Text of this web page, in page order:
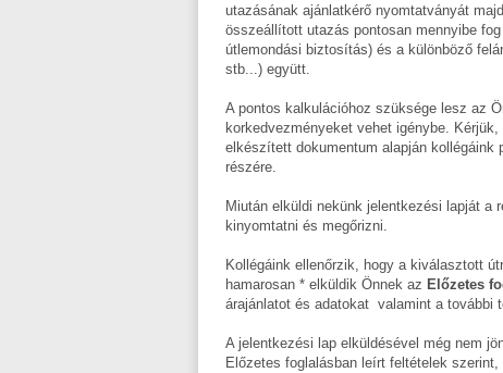
utazásának ajánlatkérő nyomtatványát
összeállított utazás pontosan mennyibe
útlemondási biztosítás) és a különböző
stb...) együtt.
A pontos kalkulációhoz szüksége lesz az
korkedvezményeket vehet igénybe.
elkészített dokumentum alapján
részére.
Miután elküldi nekünk jelentkezési lapját
kinyomtatni és megőrizni.
Kollégáink ellenőrzik, hogy a kiválasztott
hamarosan * elküldik Önnek az Előzetes
árajánlatot és adatokat valamint a további
A jelentkezési lap elküldésével még nem
Előzetes foglalásban leírt feltételek